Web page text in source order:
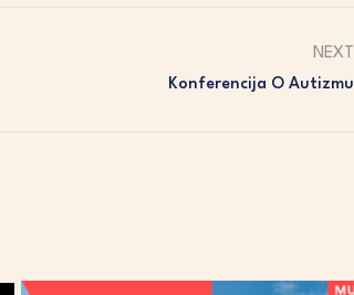
NEXT
Konferencija O Autizmu